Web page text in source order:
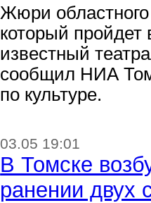
Жюри
который пройдет
известный
сообщил НИА
по культуре.
03.05 19:01
В Томске
ранении двух